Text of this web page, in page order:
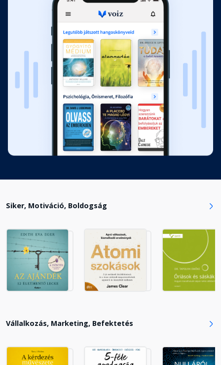
megfi gyelések
Fejezet hossza: 00:44:14
Ötödik fejezet: A KÉPZELET – Az
elme műhelye
Fejezet hossza: 00:42:44
Hatodik fejezet: A RENDSZERES
TERVEZÉS – A vágy cselekvéssé
kristályosítása
Fejezet hossza: 00:38:18
Fejezet hossza: 00:28:55
Hol és hogyan gazdagodhatunk
meg?
Fejezet hossza: 00:34:06
Hetedik fejezet: A DÖNTÉS – A
halogatás szokásának leküzdése
Siker, Motiváció, Boldogság
Vállalkozás, Marketing, Befektetés